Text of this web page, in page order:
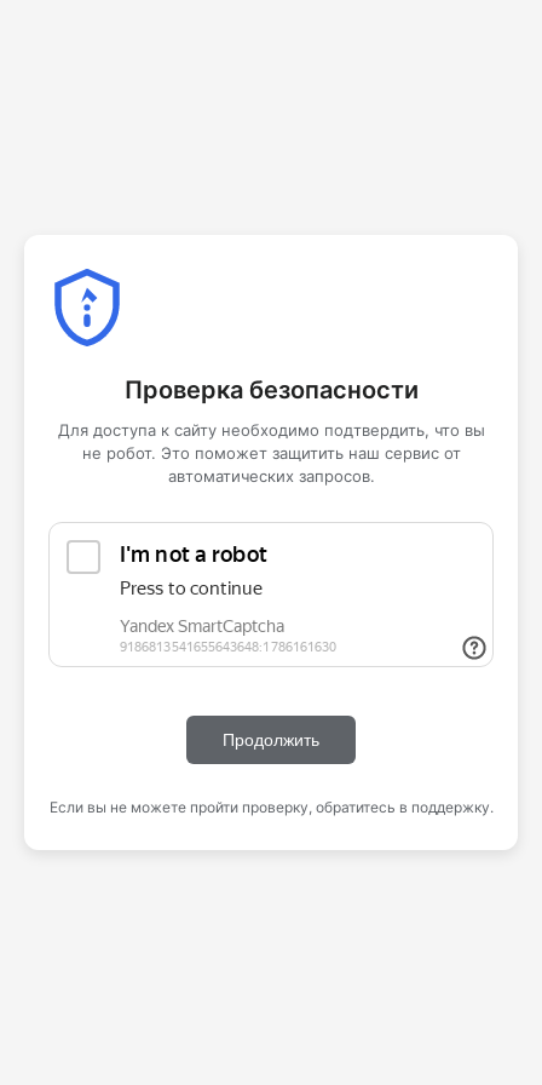
Проверка безопасности
Для доступа к сайту необходимо подтвердить, что вы
не робот. Это поможет защитить наш сервис от
автоматических запросов.
Продолжить
Если вы не можете пройти проверку, обратитесь в поддержку.